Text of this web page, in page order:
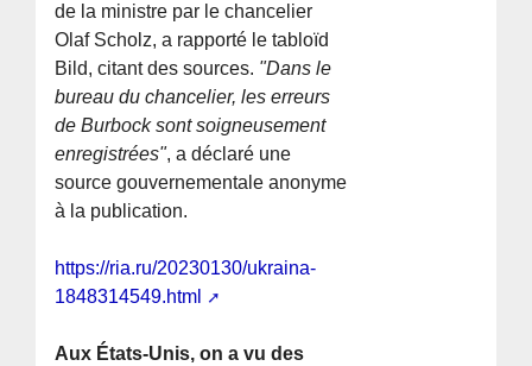
de la ministre par le chancelier
Olaf Scholz, a rapporté le tabloïd
Bild, citant des sources. "Dans le
bureau du chancelier, les erreurs
de Burbock sont soigneusement
enregistrées", a déclaré une
source gouvernementale anonyme
à la publication.
https://ria.ru/20230130/ukraina-
1848314549.html
Aux États-Unis, on a vu des